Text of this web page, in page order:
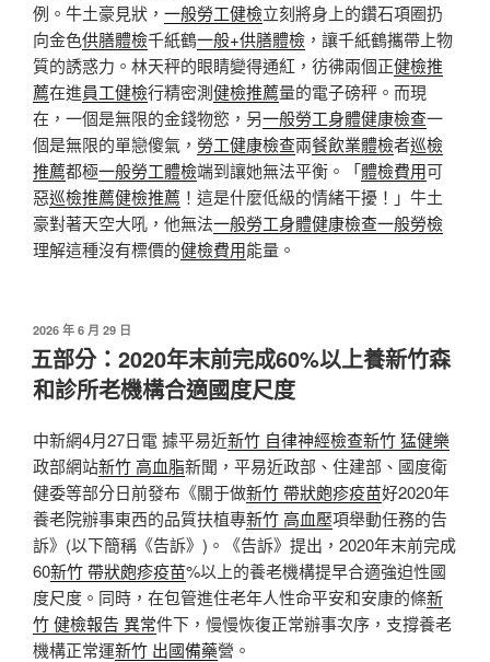
例。牛土豪見狀， 一般勞工健檢立刻將身上的鑽石項圈扔
向金色供膳體檢千紙鶴一般+供膳體檢 ，讓千紙鶴攜帶上物
質的誘惑力。林天秤的眼睛變得通紅，彷彿兩個正健檢推
薦在進員工健檢行精密測健檢推薦量的電子磅秤。而現
在，一個是無限的金錢物慾，另一般勞工身體健康檢查一
個是無限的單戀傻氣， 勞工健康檢查兩餐飲業體檢者巡檢
推薦都極一般勞工體檢端到讓她無法平衡。「體檢費用可
惡巡檢推薦健檢推薦 ！這是什麼低級的情緒干擾！」牛土
豪對著天空大吼，他無法一般勞工身體健康檢查一般勞檢
理解這種沒有標價的健檢費用能量。
發
佈
於
2026 年 6 月 29 日
五部分：2020年末前完成60%以上養新竹森
和診所老機構合適國度尺度
中新網4月27日電 據平易近新竹 自律神經檢查新竹 猛健樂
政部網站新竹 高血脂新聞，平易近政部、住建部、國度衛
健委等部分日前發布《關于做新竹 帶狀皰疹疫苗好2020年
養老院辦事東西的品質扶植專新竹 高血壓項舉動任務的告
訴》(以下簡稱《告訴》)。《告訴》提出，2020年末前完成
60新竹 帶狀皰疹疫苗%以上的養老機構提早合適強迫性國
度尺度。同時，在包管進住老年人性命平安和安康的條新
竹 健檢報告 異常件下，慢慢恢復正常辦事次序，支撐養老
機構正常運新竹 出國備藥營。